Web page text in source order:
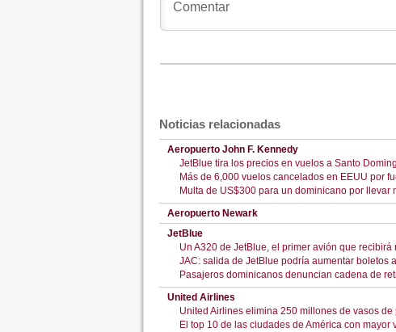
Noticias relacionadas
Aeropuerto John F. Kennedy
JetBlue tira los precios en vuelos a Santo
Más de 6,000 vuelos cancelados en EEUU por
Multa de US$300 para un dominicano por llevar
Aeropuerto Newark
JetBlue
Un A320 de JetBlue, el primer avión que
JAC: salida de JetBlue podría aumentar boletos
Pasajeros dominicanos denuncian cadena de
United Airlines
United Airlines elimina 250 millones de vasos de
El top 10 de las ciudades de América con